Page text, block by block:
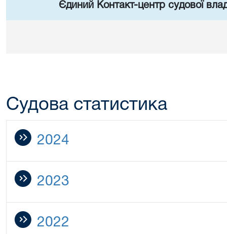
Єдиний Контакт-центр судової
Судова статистика
2024
2023
2022